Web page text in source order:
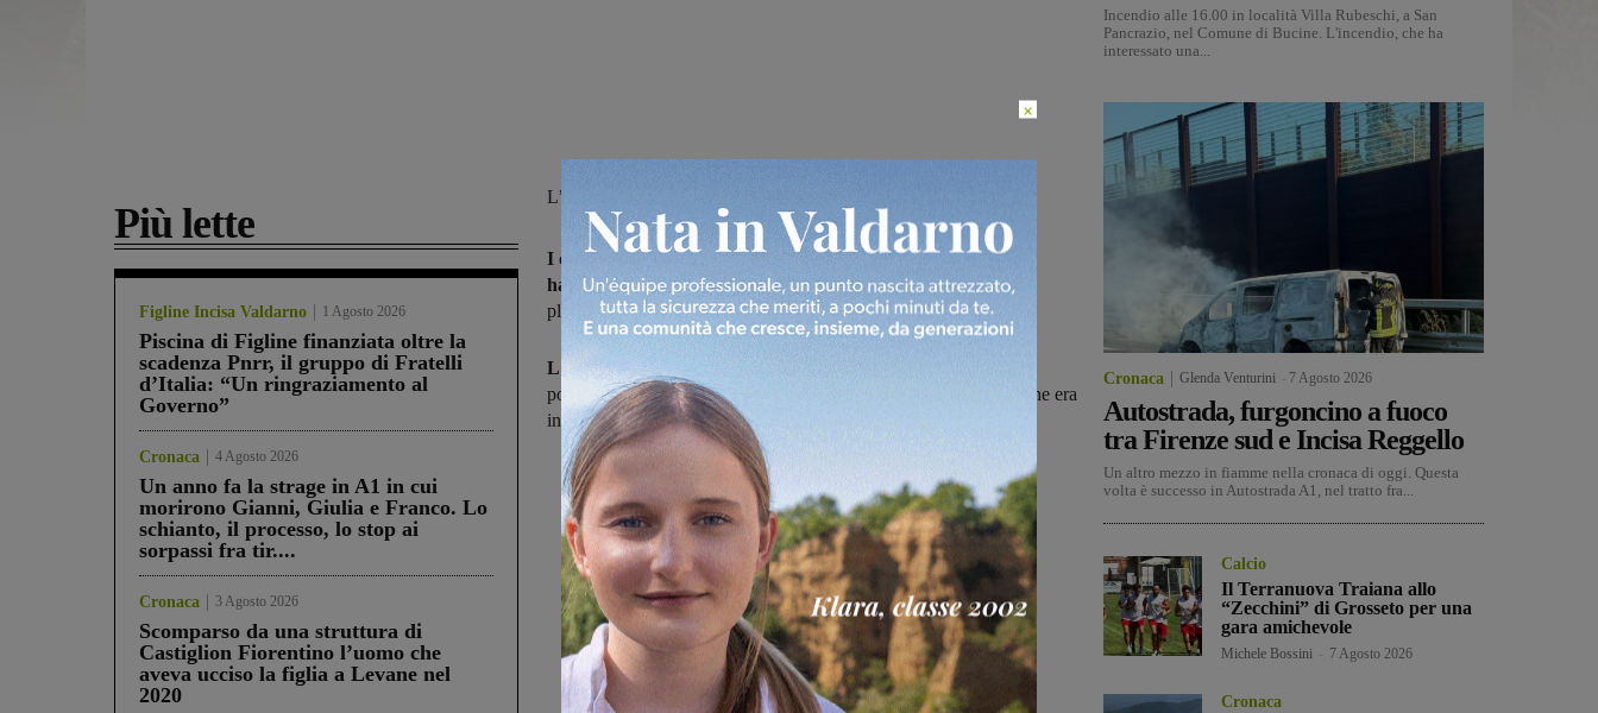
Più lette
Figline Incisa Valdarno 1 Agosto 2026
Piscina di Figline finanziata oltre la
scadenza Pnrr, il gruppo di Fratelli
d’Italia: “Un ringraziamento al
Governo”
Cronaca 4 Agosto 2026
Un anno fa la strage in A1 in cui
morirono Gianni, Giulia e Franco. Lo
schianto, il processo, lo stop ai
sorpassi fra tir....
Cronaca 3 Agosto 2026
Scomparso da una struttura di
Castiglion Fiorentino l’uomo che
aveva ucciso la figlia a Levane nel
2020
L’uomo è stato fermato in un’area boschiva di Loro Ciuffenna
I carabinieri delle stazioni di Castelfranco e Loro Ciuffenna
hanno arrestato un 25enne,tunisino, senza fissa dimora e
pluripregiudicato. L'accusa è di spaccio di sostanze stupefacenti.
L'uomo è stato fermato in una zona boschiva di Loro.
possesso sono stati trovati 17 grammi di eroina. Il connazionale che era
in sua compagnia è fuggito.
Incendio alle 16.00 in località Villa Rubeschi, a San
Pancrazio, nel Comune di Bucine. L'incendio, che ha
interessato una...
Cronaca Glenda Venturini 7 Agosto 2026
Autostrada, furgoncino a fuoco
tra Firenze sud e Incisa Reggello
Un altro mezzo in fiamme nella cronaca di oggi. Questa
volta è successo in Autostrada A1, nel tratto fra...
Calcio
Il Terranuova Traiana allo
“Zecchini” di Grosseto per una
gara amichevole
Michele Bossini 7 Agosto 2026
Cronaca
×